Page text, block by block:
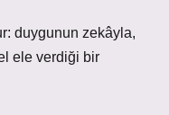
duygunun zekâyla,
ele verdiği bir